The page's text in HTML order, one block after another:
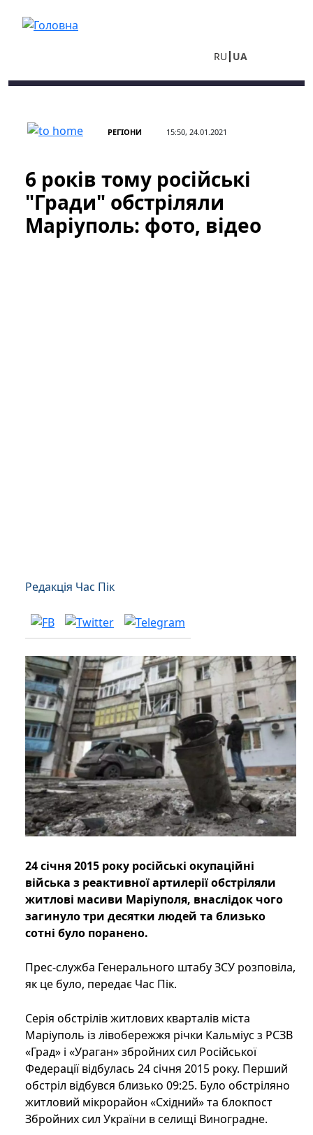
RU UA
РЕГІОНИ 15:50, 24.01.2021
6 років тому російські
"Гради" обстріляли
Маріуполь: фото, відео
Редакція Час Пік
24 січня 2015 року російські окупаційні
війська з реактивної артилерії обстріляли
житлові масиви Маріуполя, внаслідок чого
загинуло три десятки людей та близько
сотні було поранено.
Прес-служба Генерального штабу ЗСУ розповіла,
як це було, передає Час Пік.
Серія обстрілів житлових кварталів міста
Маріуполь із лівобережжя річки Кальміус з РСЗВ
«Град» і «Ураган» збройних сил Російської
Федерації відбулась 24 січня 2015 року. Перший
обстріл відбувся близько 09:25. Було обстріляно
житловий мікрорайон «Східний» та блокпост
Збройних сил України в селищі Виноградне.